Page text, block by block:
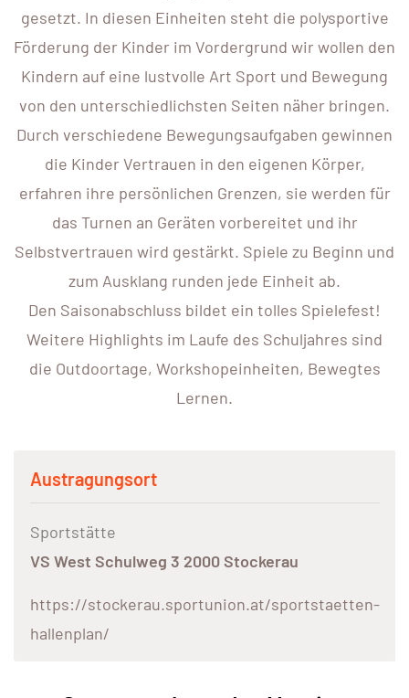
gesetzt. In diesen Einheiten steht die polysportive
Förderung der Kinder im Vordergrund wir wollen den
Kindern auf eine lustvolle Art Sport und Bewegung
von den unterschiedlichsten Seiten näher bringen.
Durch verschiedene Bewegungsaufgaben gewinnen
die Kinder Vertrauen in den eigenen Körper,
erfahren ihre persönlichen Grenzen, sie werden für
das Turnen an Geräten vorbereitet und ihr
Selbstvertrauen wird gestärkt. Spiele zu Beginn und
zum Ausklang runden jede Einheit ab.
Den Saisonabschluss bildet ein tolles Spielefest!
Weitere Highlights im Laufe des Schuljahres sind
die Outdoortage, Workshopeinheiten, Bewegtes
Lernen.
Austragungsort
Sportstätte
VS West Schulweg 3 2000 Stockerau
https://stockerau.sportunion.at/sportstaetten-
hallenplan/